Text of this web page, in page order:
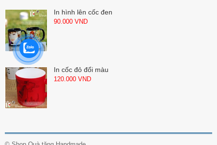
In hình lên cốc đen
90.000 VND
In cốc đỏ đổi màu
120.000 VND